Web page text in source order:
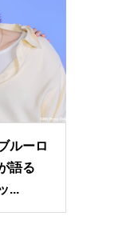
ルーロ
語る
...